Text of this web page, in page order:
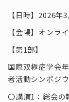
【日時】2026
【会場】オンラ
【第1部】
国際双極症学会
者活動シンポジ
〇講演1：総会の